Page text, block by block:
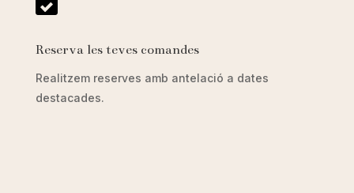
Reserva les teves comandes
Realitzem reserves amb antelació a dates
destacades.